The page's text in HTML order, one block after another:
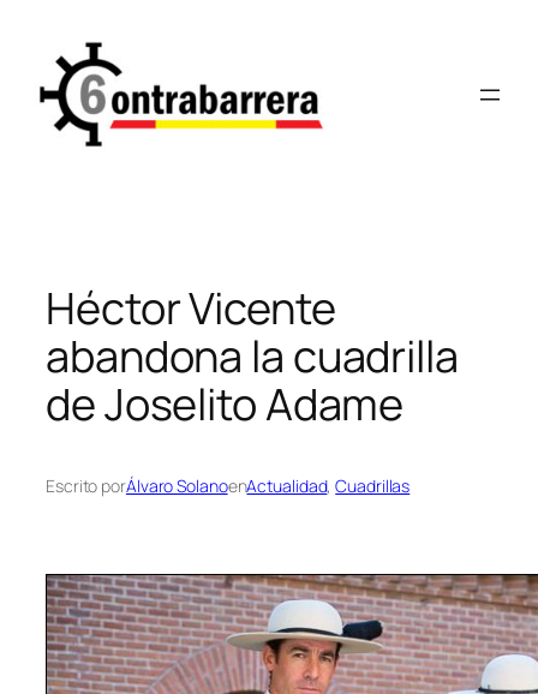
contenido
Héctor Vicente
abandona la cuadrilla
de Joselito Adame
Escrito porÁlvaro SolanoenActualidad, Cuadrillas